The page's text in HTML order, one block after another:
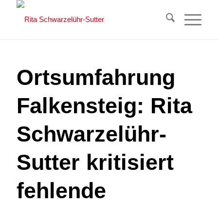
Ortsumfahrung
Falkensteig: Rita
Schwarzelühr-
Sutter kritisiert
fehlende